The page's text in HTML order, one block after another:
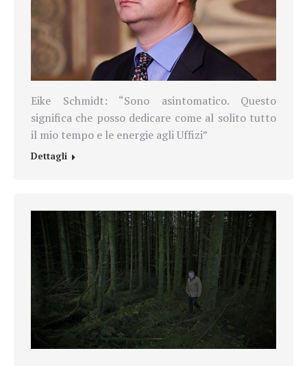
Eike Schmidt: “Sono asintomatico. Questo
significa che posso dedicare come al solito tutto
il mio tempo e le energie agli Uffizi”
Dettagli